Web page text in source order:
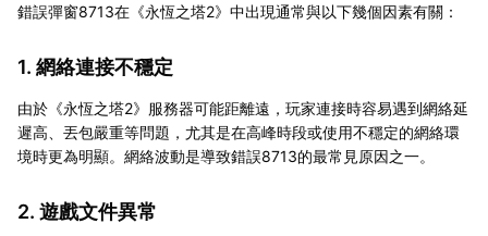
錯誤彈窗8713在《永恆之塔2》中出現通常與以下幾個因素有關：
1. 網絡連接不穩定
由於《永恆之塔2》服務器可能距離遠，玩家連接時容易遇到網絡延
遲高、丟包嚴重等問題，尤其是在高峰時段或使用不穩定的網絡環
境時更為明顯。網絡波動是導致錯誤8713的最常見原因之一。
2. 遊戲文件異常